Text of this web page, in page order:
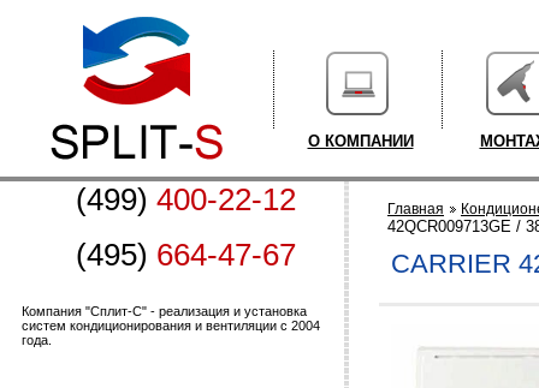
О КОМПАНИИ
(499) 400-22-12
(495) 664-47-67
Компания "Сплит-С" - реализация и установка
систем кондиционирования и вентиляции с 2004
года.
Главная
42QCR009713GE /
CARRIER